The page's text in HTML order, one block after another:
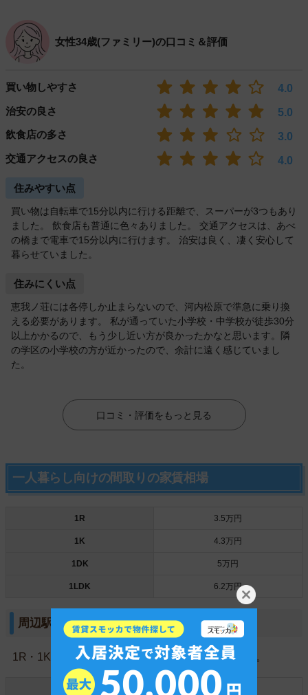
女性34歳(ファミリー)の口コミ＆評価
買い物しやすさ
4.0
治安の良さ
5.0
飲食店の多さ
3.0
交通アクセスの良さ
4.0
住みやすい点
買い物は自転車で15分以内に行ける距離で、スーパーが3つもあり
ました。 飲食店も普通に色々ありました。 交通アクセスは、あべ
の橋まで電車で15分以内に行けます。 治安は良く、凄く安心して
暮らせていました。
住みにくい点
恵我ノ荘には各停しか止まらないので、河内松原で準急に乗り換
える必要があります。 私が通っていた小学校・中学校が徒歩30分
以上かかるので、もう少し近い方が良かったかなと思います。隣
の学区の小学校の方が近かったので、余計に遠く感じていまし
た。
口コミ・評価をもっと見る
一人暮らし向けの間取りの家賃相場
1R 3.5万円
1K 4.3万円
1DK 5万円
1LDK 6.2万円
周辺駅との家賃相場比較
1R・1K・1DKの間取りの平均家賃相場の比較です。
河内松原 4.8万円